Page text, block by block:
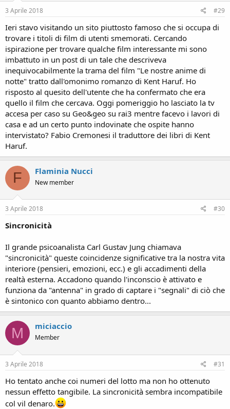
3 Aprile 2018 #29
Ieri stavo visitando un sito piuttosto famoso che si occupa di
trovare i titoli di film di utenti smemorati. Cercando
ispirazione per trovare qualche film interessante mi sono
imbattuto in un post di un tale che descriveva
inequivocabilmente la trama del film "Le nostre anime di
notte" tratto dall'omonimo romanzo di Kent Haruf. Ho
risposto al quesito dell'utente che ha confermato che era
quello il film che cercava. Oggi pomeriggio ho lasciato la tv
accesa per caso su Geo&geo su rai3 mentre facevo i lavori di
casa e ad un certo punto indovinate che ospite hanno
intervistato? Fabio Cremonesi il traduttore dei libri di Kent
Haruf.
F Flaminia Nucci
New member
3 Aprile 2018 #30
Sincronicità
Il grande psicoanalista Carl Gustav Jung chiamava
"sincronicità" queste coincidenze significative tra la nostra vita
interiore (pensieri, emozioni, ecc.) e gli accadimenti della
realtà esterna. Accadono quando l'inconscio è attivato e
funziona da "antenna" in grado di captare i "segnali" di ciò che
è sintonico con quanto abbiamo dentro...
M miciaccio
Member
3 Aprile 2018 #31
Ho tentato anche coi numeri del lotto ma non ho ottenuto
nessun effetto tangibile. La sincronicità sembra incompatibile
col vil denaro.